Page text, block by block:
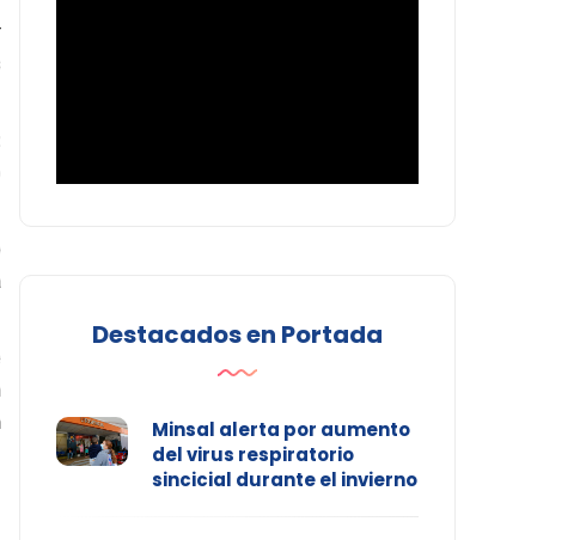
Destacados en Portada
Minsal alerta por aumento
del virus respiratorio
sincicial durante el invierno